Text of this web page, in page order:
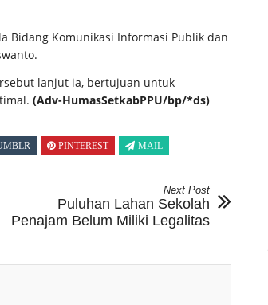
Bidang Komunikasi Informasi Publik dan
lanjut ia, bertujuan untuk
(Adv-HumasSetkabPPU/bp/*ds)
PINTEREST MAIL
Next Post
Puluhan Lahan Sekolah
Penajam Belum Miliki Legalitas